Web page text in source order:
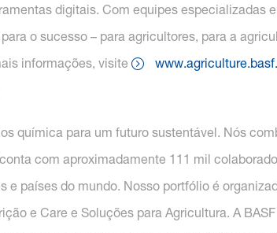
digitais. Com equipes especializadas
o sucesso – para agricultores, para a
informações, visite
química para um futuro sustentável. Nós
com aproximadamente 111 mil
e países do mundo. Nosso portfólio é
e Care e Soluções para Agricultura. A